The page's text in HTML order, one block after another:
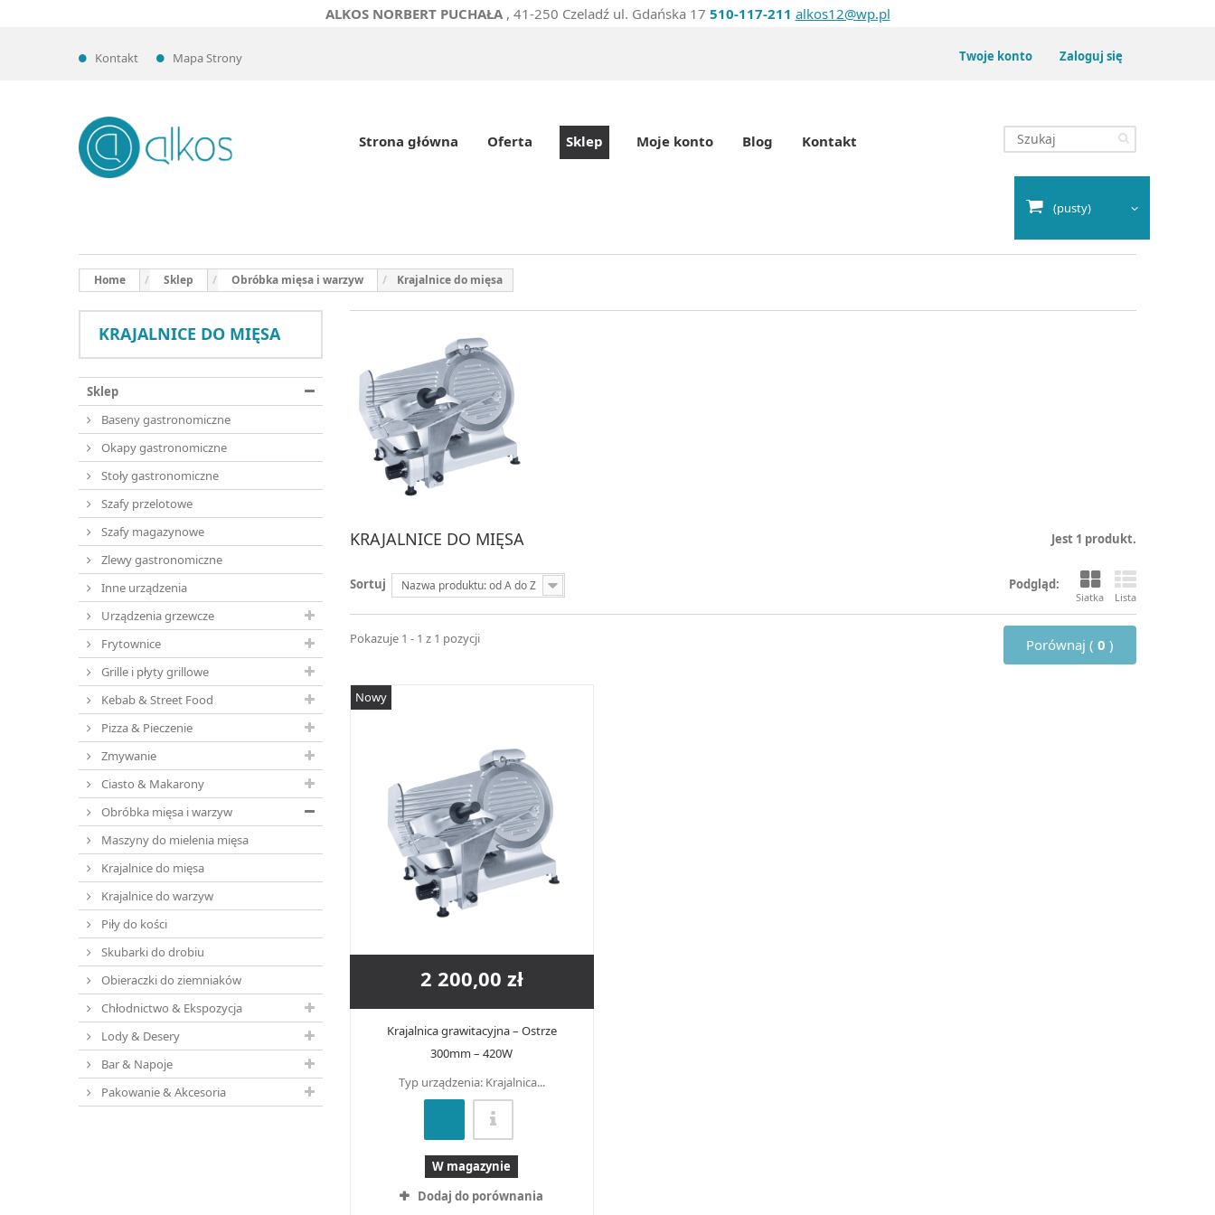
ALKOS NORBERT PUCHAŁA, 41-250 Czeladź ul. Gdańska 17 510-117-211 alkos12@wp.pl
Kontakt Mapa Strony Zaloguj się
Twoje konto
Strona główna Oferta Sklep Moje konto Blog Kontakt
(pusty)
Home Sklep Obróbka mięsa i warzyw Krajalnice do mięsa
KRAJALNICE DO MIĘSA Jest 1 produkt.
Podgląd:
Siatka Lista
Sortuj Nazwa produktu: od A do Z
Porównaj ( 0 )
Pokazuje 1 - 1 z 1 pozycji
Nowy
2 200,00 zł
Krajalnica grawitacyjna – Ostrze
300mm – 420W
Typ urządzenia: Krajalnica...
W magazynie
Dodaj do porównania
KRAJALNICE DO MIĘSA
Sklep
Baseny gastronomiczne
Okapy gastronomiczne
Stoły gastronomiczne
Szafy przelotowe
Szafy magazynowe
Zlewy gastronomiczne
Inne urządzenia
Urządzenia grzewcze
Frytownice
Grille i płyty grillowe
Kebab & Street Food
Pizza & Pieczenie
Zmywanie
Ciasto & Makarony
Obróbka mięsa i warzyw
Maszyny do mielenia mięsa
Krajalnice do mięsa
Krajalnice do warzyw
Piły do kości
Skubarki do drobiu
Obieraczki do ziemniaków
Chłodnictwo & Ekspozycja
Lody & Desery
Bar & Napoje
Pakowanie & Akcesoria